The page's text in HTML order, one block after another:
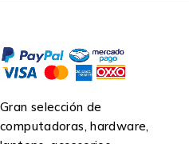
Gran selección de
computadoras, hardware,